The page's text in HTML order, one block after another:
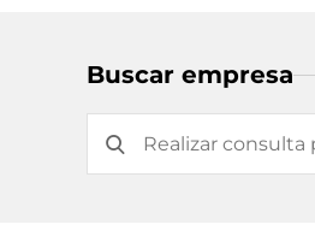
Buscar empresa